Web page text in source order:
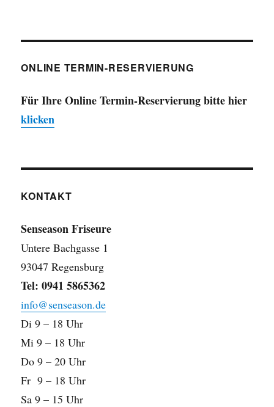
ONLINE TERMIN-RESERVIERUNG
Für Ihre Online Termin-Reservierung bitte hier
klicken
KONTAKT
Senseason Friseure
Untere Bachgasse 1
93047 Regensburg
Tel: 0941 5865362
info@senseason.de
Di 9 – 18 Uhr
Mi 9 – 18 Uhr
Do 9 – 20 Uhr
Fr 9 – 18 Uhr
Sa 9 – 15 Uhr